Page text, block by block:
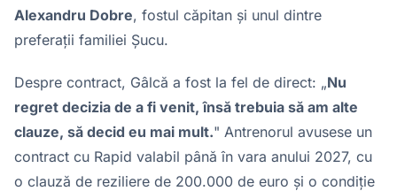
Alexandru Dobre, fostul căpitan și unul dintre
preferații familiei Șucu.
Despre contract, Gâlcă a fost la fel de direct: „Nu
regret decizia de a fi venit, însă trebuia să am alte
clauze, să decid eu mai mult." Antrenorul avusese un
contract cu Rapid valabil până în vara anului 2027, cu
o clauză de reziliere de 200.000 de euro și o condiție